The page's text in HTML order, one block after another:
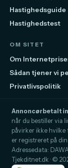
Hastighedsguide
Hastighedstest
OM SITET
Om
Sådan tjener vi
Privatlivspolitik
Annoncørbetalt
når du bestiller via
påvirker ikke hvilke
er registreret på din
Adressedata:
Tjekditnet.dk · ©